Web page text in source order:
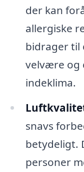
der kan
allergiske
bidrager til
velvære og
indeklima.
snavs
betydeligt.
personer